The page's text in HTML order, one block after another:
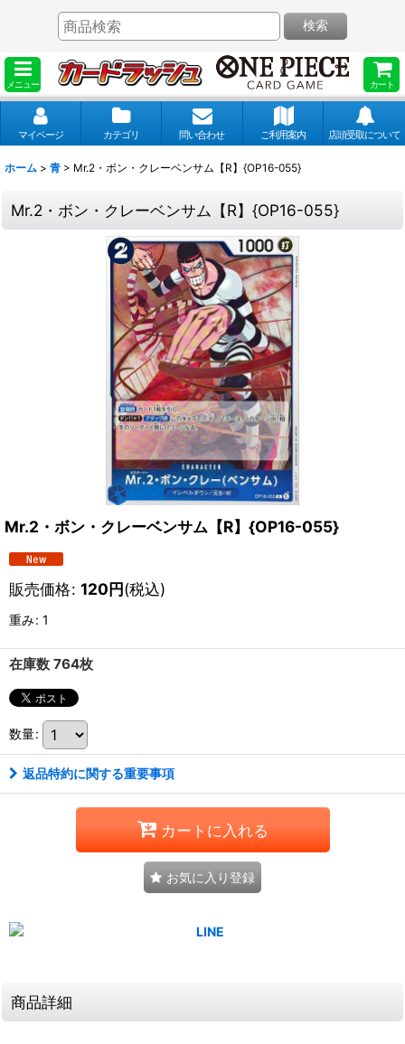
メニュー カート
検索
マイページ カテゴリ 問い合わせ ご利用案内 店頭受取について
ホーム > 青 > Mr.2・ボン・クレーベンサム【R】{OP16-055}
Mr.2・ボン・クレーベンサム【R】{OP16-055}
Mr.2・ボン・クレーベンサム【R】{OP16-055}
販売価格: 120円(税込)
重み: 1
在庫数 764枚
数量:
返品特約に関する重要事項
カートに入れる
お気に入り登録
商品詳細